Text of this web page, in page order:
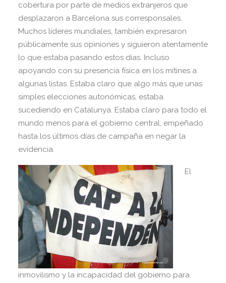
cobertura por parte de medios extranjeros que
desplazaron a Barcelona sus corresponsales.
Muchos líderes mundiales, también expresaron
públicamente sus opiniones y siguieron atentamente
lo que estaba pasando estos días. Incluso
apoyando con su presencia física en los mítines a
algunas listas. Estaba claro que algo más que unas
simples elecciones autonómicas, estaba
sucediendo en Catalunya. Estaba claro para todo el
mundo menos para el gobierno central, empeñado
hasta los últimos días de campaña en negar la
evidencia.
El
inmovilismo y la incapacidad del gobierno para